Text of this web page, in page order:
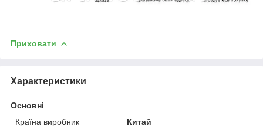
Приховати
Характеристики
Основні
Країна виробник
Китай